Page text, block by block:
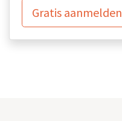
Gratis aanmelden